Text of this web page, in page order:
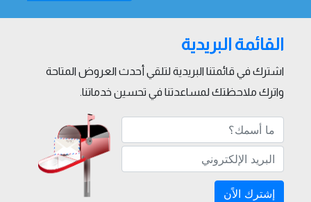
القائمة البريدية
اشترك في قائمتنا البريدية لتلقي أحدث العروض المتاحة
واترك ملاحظتك لمساعدتنا في تحسين خدماتنا.
إشترك الاًن